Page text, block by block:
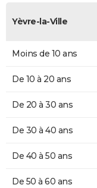
Yèvre-la-Ville
Moins de 10 ans
De 10 à 20 ans
De 20 à 30 ans
De 30 à 40 ans
De 40 à 50 ans
De 50 à 60 ans